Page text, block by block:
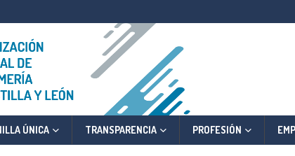
ÚNICA TRANSPARENCIA PROFESIÓN